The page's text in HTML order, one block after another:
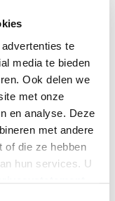
te
media te bieden
Ook delen we
met onze
en analyse. Deze
met andere
of die ze hebben
hun services. U
op historische
vereeuwigde